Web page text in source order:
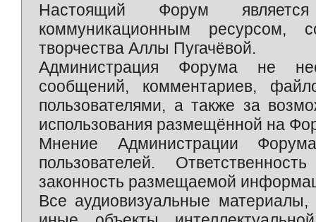
Настоящий Форум является
коммуникационным ресурсом,
творчества Аллы Пугачёвой.
Администрация Форума не
сообщений, комментариев,
пользователями, а также за
использования размещённой на
Мнение Администрации
пользователей.
законность размещаемой
Все аудиовизуальные